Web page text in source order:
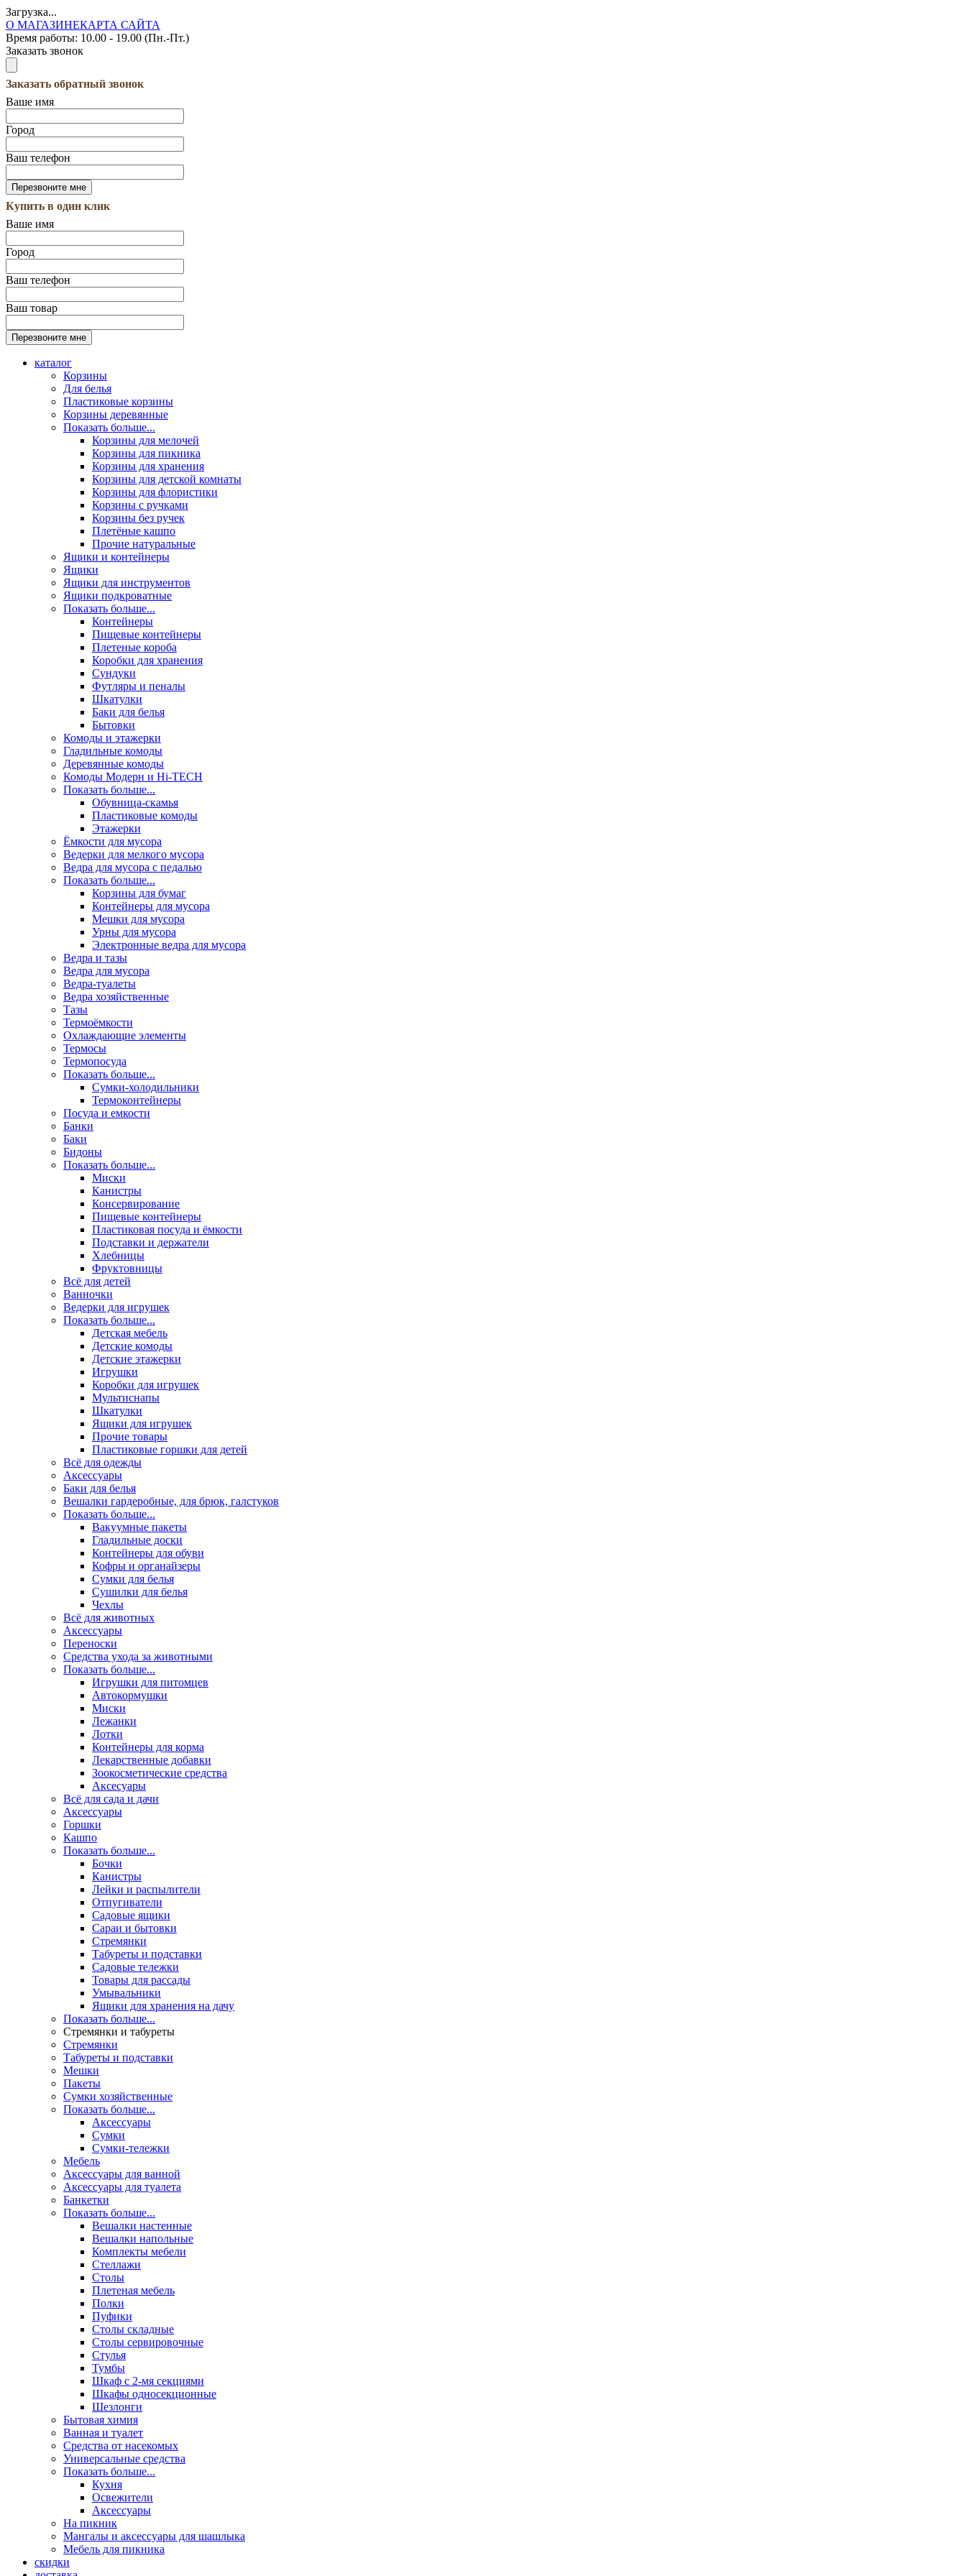
Загрузка...
О МАГАЗИНЕКАРТА САЙТА
Время работы: 10.00 - 19.00 (Пн.-Пт.)
Заказать звонок
Заказать обратный звонок
Ваше имя
Город
Ваш телефон
Купить в один клик
Ваше имя
Город
Ваш телефон
Ваш товар
каталог
Корзины
Для белья
Пластиковые корзины
Корзины деревянные
Показать больше...
Корзины для мелочей
Корзины для пикника
Корзины для хранения
Корзины для детской комнаты
Корзины для флористики
Корзины с ручками
Корзины без ручек
Плетёные кашпо
Прочие натуральные
Ящики и контейнеры
Ящики
Ящики для инструментов
Ящики подкроватные
Показать больше...
Контейнеры
Пищевые контейнеры
Плетеные короба
Коробки для хранения
Сундуки
Футляры и пеналы
Шкатулки
Баки для белья
Бытовки
Комоды и этажерки
Гладильные комоды
Деревянные комоды
Комоды Модерн и Hi-TECH
Показать больше...
Обувница-скамья
Пластиковые комоды
Этажерки
Ёмкости для мусора
Ведерки для мелкого мусора
Ведра для мусора с педалью
Показать больше...
Корзины для бумаг
Контейнеры для мусора
Мешки для мусора
Урны для мусора
Электронные ведра для мусора
Ведра и тазы
Ведра для мусора
Ведра-туалеты
Ведра хозяйственные
Тазы
Термоёмкости
Охлаждающие элементы
Термосы
Термопосуда
Показать больше...
Сумки-холодильники
Термоконтейнеры
Посуда и емкости
Банки
Баки
Бидоны
Показать больше...
Миски
Канистры
Консервирование
Пищевые контейнеры
Пластиковая посуда и ёмкости
Подставки и держатели
Хлебницы
Фруктовницы
Всё для детей
Ванночки
Ведерки для игрушек
Показать больше...
Детская мебель
Детские комоды
Детские этажерки
Игрушки
Коробки для игрушек
Мультиснапы
Шкатулки
Ящики для игрушек
Прочие товары
Пластиковые горшки для детей
Всё для одежды
Аксессуары
Баки для белья
Вешалки гардеробные, для брюк, галстуков
Показать больше...
Вакуумные пакеты
Гладильные доски
Контейнеры для обуви
Кофры и органайзеры
Сумки для белья
Сушилки для белья
Чехлы
Всё для животных
Аксесcуары
Переноски
Средства ухода за животными
Показать больше...
Игрушки для питомцев
Автокормушки
Миски
Лежанки
Лотки
Контейнеры для корма
Лекарственные добавки
Зоокосметические средства
Аксесуары
Всё для сада и дачи
Аксессуары
Горшки
Кашпо
Показать больше...
Бочки
Канистры
Лейки и распылители
Отпугиватели
Садовые ящики
Сараи и бытовки
Стремянки
Табуреты и подставки
Садовые тележки
Товары для рассады
Умывальники
Ящики для хранения на дачу
Показать больше...
Стремянки и табуреты
Стремянки
Табуреты и подставки
Мешки
Пакеты
Сумки хозяйственные
Показать больше...
Аксессуары
Сумки
Сумки-тележки
Мебель
Аксессуары для ванной
Аксессуары для туалета
Банкетки
Показать больше...
Вешалки настенные
Вешалки напольные
Комплекты мебели
Стеллажи
Столы
Плетеная мебель
Полки
Пуфики
Столы складные
Столы сервировочные
Стулья
Тумбы
Шкаф с 2-мя секциями
Шкафы односекционные
Шезлонги
Бытовая химия
Ванная и туалет
Средства от насекомых
Универсальные средства
Показать больше...
Кухня
Освежители
Аксессуары
На пикник
Мангалы и аксессуары для шашлыка
Мебель для пикника
скидки